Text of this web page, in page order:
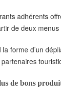
adhérents
de deux menus
forme d’un
de bons